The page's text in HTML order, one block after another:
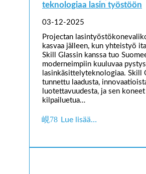
teknologiaa lasin työstöön
03-12-2025
Projectan
kasvaa jälleen, kun yhteistyö
Skill Glassin kanssa tuo
moderneimpiin kuuluvaa
lasinkäsittelyteknologiaa. Skill
tunnettu laadusta,
luotettavuudesta, ja sen
kilpailuetua…
Lue lisää…